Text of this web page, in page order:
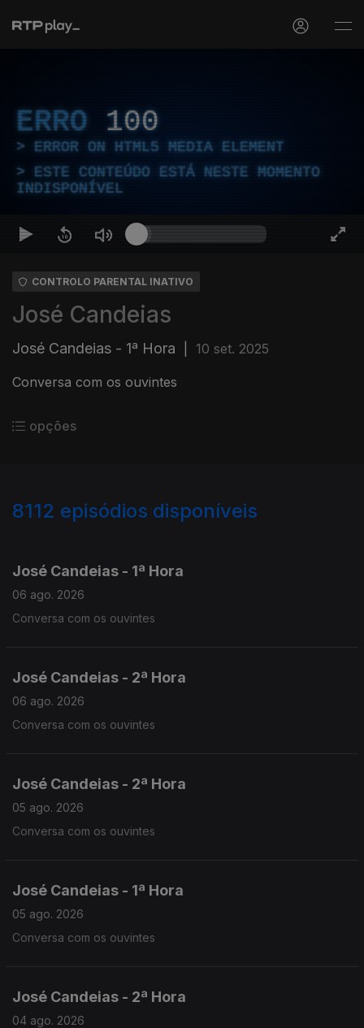
ERRO 100
ERROR ON HTML5 MEDIA ELEMENT
ESTE CONTEÚDO ESTÁ NESTE MOMENTO
INDISPONÍVEL
CONTROLO PARENTAL INATIVO
José Candeias
José Candeias - 1ª Hora 10 set. 2025
Conversa com os ouvintes
opções
8112 episódios disponíveis
José Candeias - 1ª Hora
06 ago. 2026
Conversa com os ouvintes
José Candeias - 2ª Hora
06 ago. 2026
Conversa com os ouvintes
José Candeias - 2ª Hora
05 ago. 2026
Conversa com os ouvintes
José Candeias - 1ª Hora
05 ago. 2026
Conversa com os ouvintes
José Candeias - 2ª Hora
04 ago. 2026